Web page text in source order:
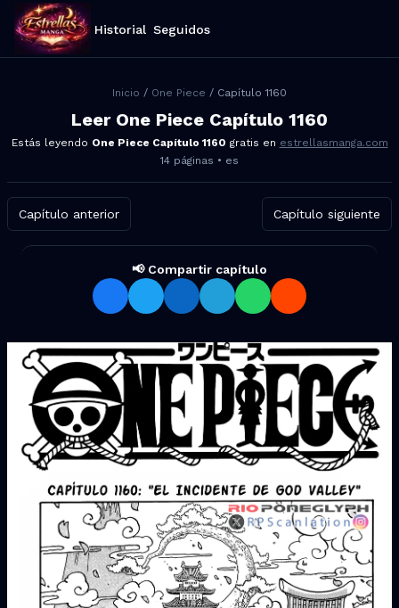
Historial Seguidos
Inicio / One Piece / Capítulo 1160
Leer One Piece Capítulo 1160
Estás leyendo One Piece Capítulo 1160 gratis en estrellasmanga.com
14 páginas • es
Capítulo anterior Capítulo siguiente
📢 Compartir capítuloCompartir One Piece